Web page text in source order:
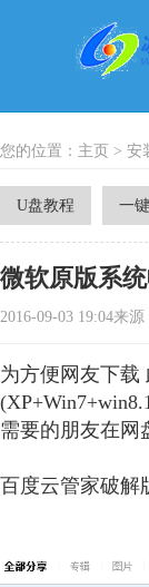
您的位置： 主页 > 安
U盘教程 一
微软原版系
2016-09-03 19:04来
为方便网友下载
需要的朋友在网
百度云管家破解